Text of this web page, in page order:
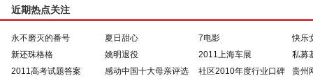
近期热点关注
永不磨灭的番号 夏日甜心 7电影
快乐
新还珠格格
姚明退役 2011上海车展
私募
2011高考试题答案
感动中国十大母亲评选
社区2010年度行业口碑
贵州